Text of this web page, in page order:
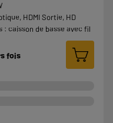
HDMI Sortie, HD
: caisson de basse avec fil
fois